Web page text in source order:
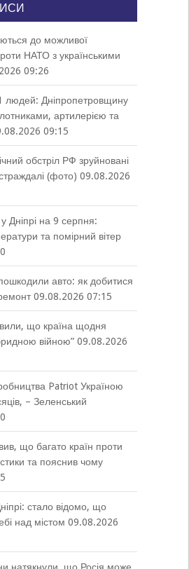
до можливої
НАТО з українськими
09:26
людей: Дніпропетровщину
артилерією та
09:15
обстріл РФ зруйновані
(фото) 09.08.2026
Дніпрі на 9 серпня:
та помірний вітер
авто: як добитися
09.08.2026 07:15
що країна щодня
війною” 09.08.2026
Patriot Україною
– Зеленський
що багато країн проти
та пояснив чому
стало відомо, що
над містом 09.08.2026